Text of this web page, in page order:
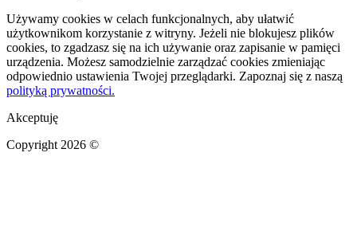
Używamy cookies w celach funkcjonalnych, aby ułatwić
użytkownikom korzystanie z witryny. Jeżeli nie blokujesz plików
cookies, to zgadzasz się na ich używanie oraz zapisanie w pamięci
urządzenia. Możesz samodzielnie zarządzać cookies zmieniając
odpowiednio ustawienia Twojej przeglądarki. Zapoznaj się z naszą
polityką prywatności.
Akceptuję
Copyright 2026 ©